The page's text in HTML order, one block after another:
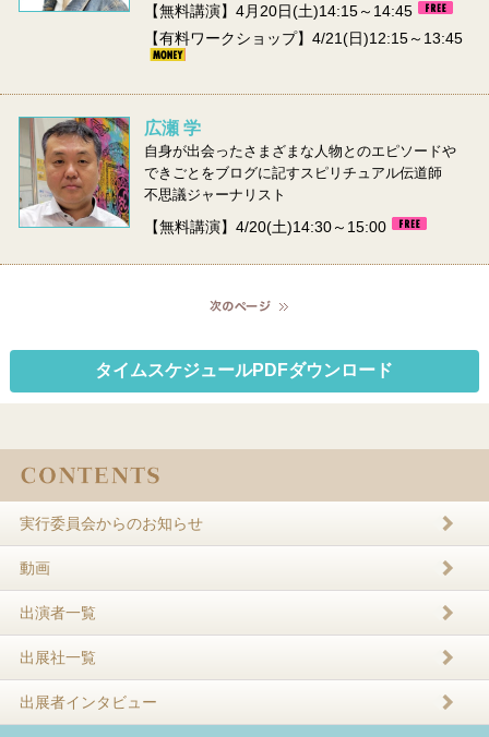
【無料講演】4月20日(土)14:15～14:45
【有料ワークショップ】4/21(日)12:15～13:45
広瀬 学
自身が出会ったさまざまな人物とのエピソードや
できごとをブログに記すスピリチュアル伝道師
不思議ジャーナリスト
【無料講演】4/20(土)14:30～15:00
タイムスケジュールPDFダウンロード
実行委員会からのお知らせ
動画
出演者一覧
出展社一覧
出展者インタビュー